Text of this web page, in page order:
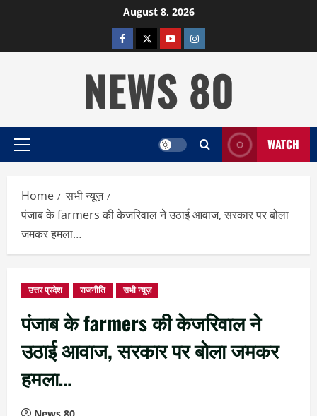
August 8, 2026
facebooktwitterYOUTUBE
instagram
NEWS 80
Primary
WATCH
Home
सभी न्यूज़
पंजाब के farmers की केजरिवाल ने उठाई आवाज, सरकार पर बोला
जमकर हमला…
उत्तर प्रदेश राजनीति सभी न्यूज़
पंजाब के farmers की केजरिवाल ने
उठाई आवाज, सरकार पर बोला जमकर
हमला…